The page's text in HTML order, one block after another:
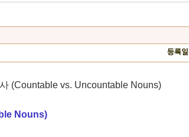
등록일
(Countable vs. Uncountable Nouns)
Nouns)